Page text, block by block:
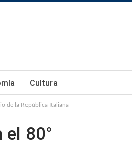
Cultura
de la República Italiana
80°